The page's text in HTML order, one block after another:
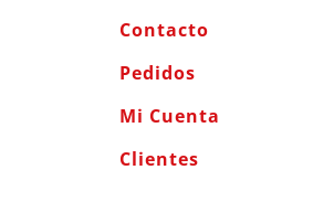
Contacto
Pedidos
Mi Cuenta
Clientes